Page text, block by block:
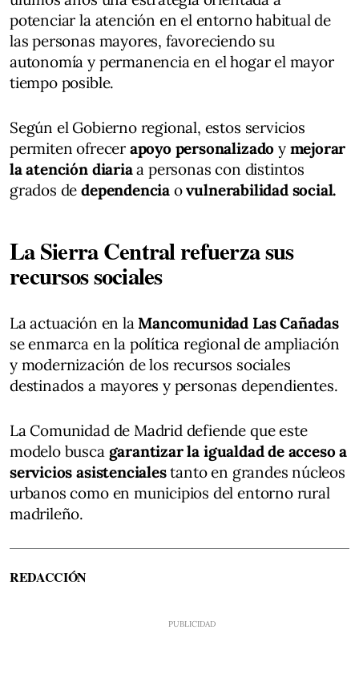
potenciar la atención en el entorno habitual de
las personas mayores, favoreciendo su
autonomía y permanencia en el hogar el mayor
tiempo posible.
Según el Gobierno regional, estos servicios
permiten ofrecerapoyo personalizado y mejorar
la atención diariaa personas con distintos
grados dedependencia ovulnerabilidad social.
La Sierra Central refuerza sus
recursos sociales
La actuación en la Mancomunidad Las Cañadas
se enmarca en la política regional de ampliación
y modernización de los recursos sociales
destinados a mayores y personas dependientes.
La Comunidad de Madrid defiende que este
modelo busca garantizar la igualdad de acceso a
servicios asistencialestanto en grandes núcleos
urbanos como en municipios del entorno rural
madrileño.
REDACCIÓN